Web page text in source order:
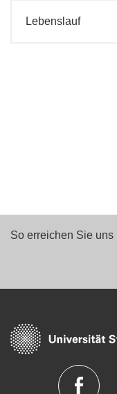
Lebenslauf
So erreichen Sie uns